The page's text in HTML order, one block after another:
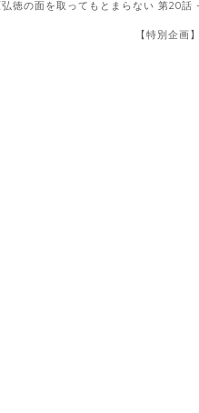
弘徳の面を取ってもとまらない 第20
【特別企画